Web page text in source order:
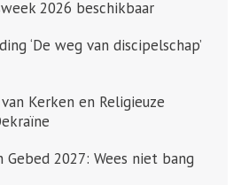
2026 beschikbaar
‘De weg van discipelschap’
Kerken en Religieuze
Gebed 2027: Wees niet bang